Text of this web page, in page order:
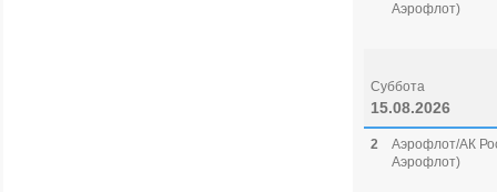
Аэрофлот)
Суббота
15.08.2026
2
Аэрофлот/АК
Аэрофлот)